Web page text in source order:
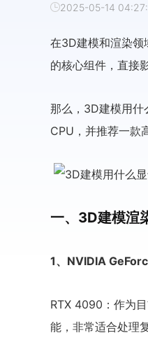
2025-05-14
在3D建模和渲染领
的核心组件，直接
那么，3D建模用什
CPU，并推荐一款
一、3D建模渲
1、NVIDIA
RTX 4090：作为
能，非常适合处理